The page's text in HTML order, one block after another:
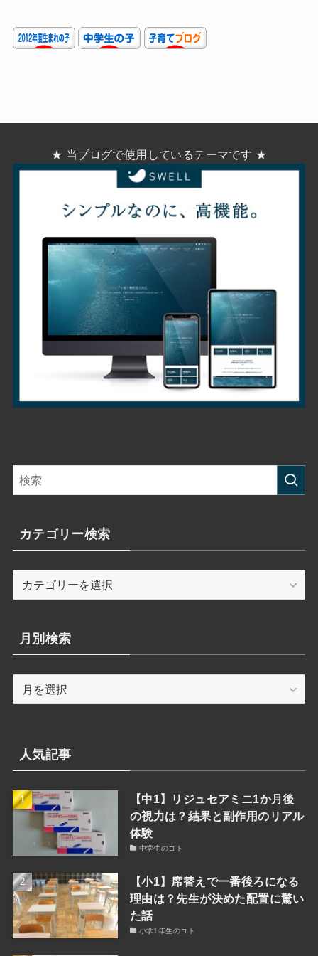
★ 当ブログで使用しているテーマです ★
カテゴリー検索
テ
リ
ー
月別検索
別
人気記事
【中1】リジュセアミニ1か月後
の視力は？結果と副作用のリアル
体験
中学生のコト
【小1】席替えで一番後ろになる
理由は？先生が決めた配置に驚い
た話
小学1年生のコト